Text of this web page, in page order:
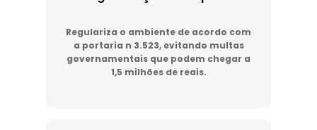
Regulariza o ambiente de acordo com
a portaria n 3.523, evitando multas
governamentais que podem chegar a
1,5 milhões de reais.